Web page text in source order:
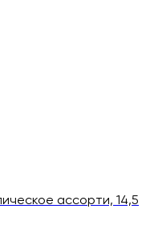
ассорти, 14,5